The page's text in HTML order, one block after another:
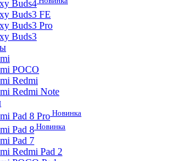
Buds4
Buds3 FE
Buds3 Pro
Buds3
POCO
Redmi
Redmi Note
Pad 8 Pro Новинка
Pad 8 Новинка
Pad 7
Redmi Pad 2